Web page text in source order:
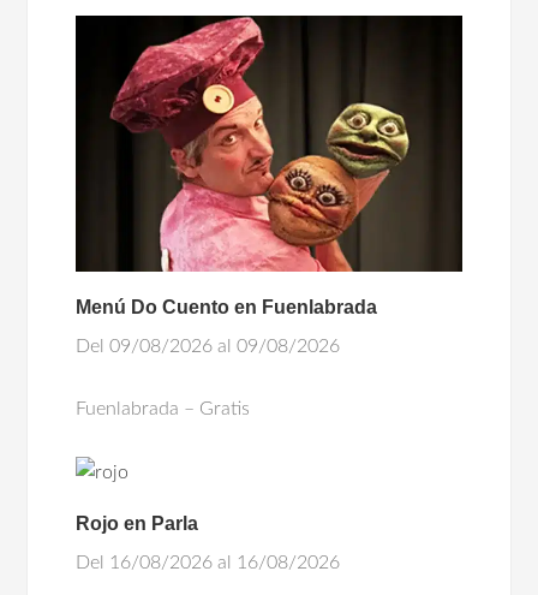
Menú Do Cuento en Fuenlabrada
Del 09/08/2026 al 09/08/2026
Fuenlabrada – Gratis
Rojo en Parla
Del 16/08/2026 al 16/08/2026